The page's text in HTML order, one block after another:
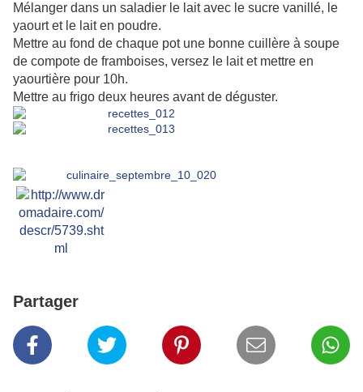
Mélanger dans un saladier le lait avec le sucre vanillé, le
yaourt et le lait en poudre.
Mettre au fond de chaque pot une bonne cuillère à soupe
de compote de framboises, versez le lait et mettre en
yaourtière pour 10h.
Mettre au frigo deux heures avant de déguster.
Partager